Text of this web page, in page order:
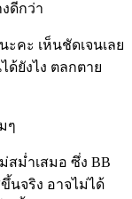
ดีกว่า
คะ เห็นชัดเจนเลย
ด้ยังไง ตลกตาย
ๆ
สม่ำเสมอ ซึ่ง BB
นจริง อาจไม่ได้